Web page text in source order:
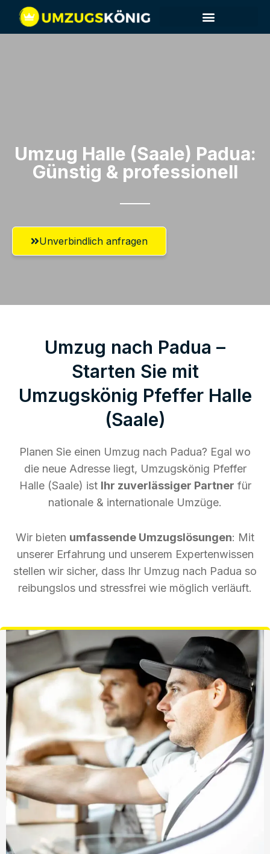
Umzug Halle (Saale)​ Padua:
Günstig & professionell​
Unverbindlich anfragen
Umzug nach Padua –
Starten Sie mit
Umzugskönig Pfeffer Halle
(Saale)
Planen Sie einen Umzug nach Padua? Egal wo
die neue Adresse liegt, Umzugskönig Pfeffer
Halle (Saale) ist Ihr zuverlässiger Partner für
nationale & internationale Umzüge.
Wir bieten umfassende Umzugslösungen: Mit
unserer Erfahrung und unserem Expertenwissen
stellen wir sicher, dass Ihr Umzug nach Padua so
reibungslos und stressfrei wie möglich verläuft.